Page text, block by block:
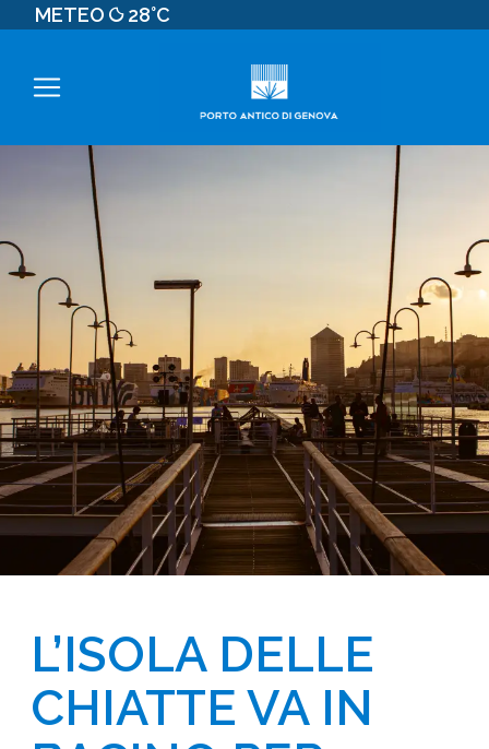
METEO 28°C
L’ISOLA DELLE
CHIATTE VA IN